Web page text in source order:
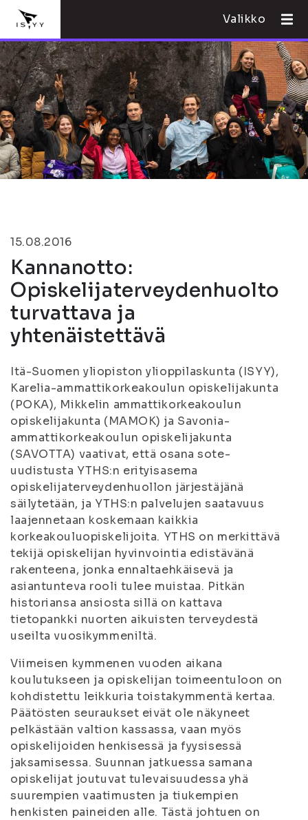
Valikko
15.08.2016
Kannanotto:
Opiskelijaterveydenhuolto
turvattava ja
yhtenäistettävä
Itä-Suomen yliopiston ylioppilaskunta (ISYY),
Karelia-ammattikorkeakoulun opiskelijakunta
(POKA), Mikkelin ammattikorkeakoulun
opiskelijakunta (MAMOK) ja Savonia-
ammattikorkeakoulun opiskelijakunta
(SAVOTTA) vaativat, että osana sote-
uudistusta YTHS:n erityisasema
opiskelijaterveydenhuollon järjestäjänä
säilytetään, ja YTHS:n palvelujen saatavuus
laajennetaan koskemaan kaikkia
korkeakouluopiskelijoita. YTHS on merkittävä
tekijä opiskelijan hyvinvointia edistävänä
rakenteena, jonka ennaltaehkäisevä ja
asiantunteva rooli tulee muistaa. Pitkän
historiansa ansiosta sillä on kattava
tietopankki nuorten aikuisten terveydestä
useilta vuosikymmeniltä.
Viimeisen kymmenen vuoden aikana
koulutukseen ja opiskelijan toimeentuloon on
kohdistettu leikkuria toistakymmentä kertaa.
Päätösten seuraukset eivät ole näkyneet
pelkästään valtion kassassa, vaan myös
opiskelijoiden henkisessä ja fyysisessä
jaksamisessa. Suunnan jatkuessa samana
opiskelijat joutuvat tulevaisuudessa yhä
suurempien vaatimusten ja tiukempien
henkisten paineiden alle. Tästä johtuen on